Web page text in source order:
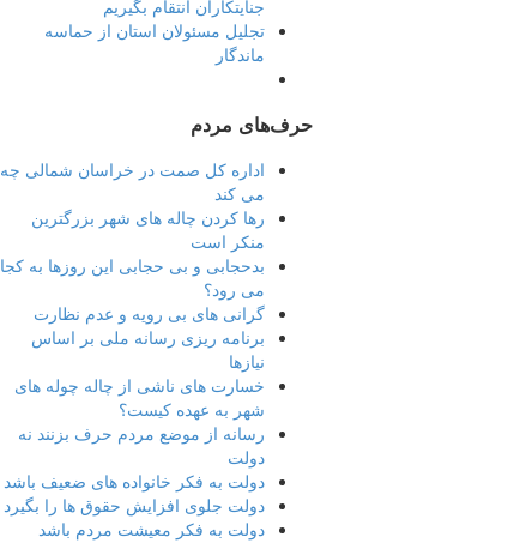
جنایتکاران انتقام بگیریم
تجلیل مسئولان استان از حماسه
ماندگار
حرف‌های مردم
اداره کل صمت در خراسان شمالی چه
می کند
رها کردن چاله های شهر بزرگترین
منکر است
بدحجابی و بی حجابی این روزها به کجا
می رود؟
گرانی های بی رویه و عدم نظارت
برنامه ریزی رسانه ملی بر اساس
نیازها
خسارت های ناشی از چاله چوله های
شهر به عهده کیست؟
رسانه از موضع مردم حرف بزنند نه
دولت
دولت به فکر خانواده های ضعیف باشد
دولت جلوی افزایش حقوق ها را بگیرد
دولت به فکر معیشت مردم باشد